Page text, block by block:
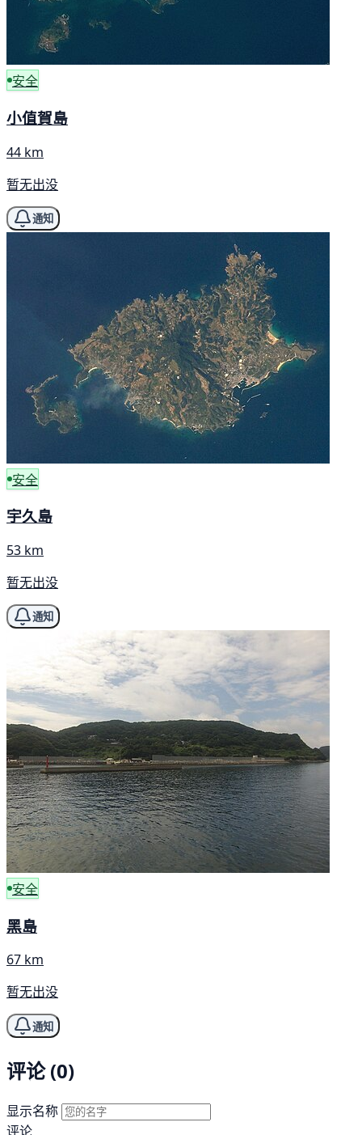
安全
小值賀島
44 km
暂无出没
通知
安全
宇久島
53 km
暂无出没
通知
安全
黑島
67 km
暂无出没
通知
评论 (0)
显示名称
评论